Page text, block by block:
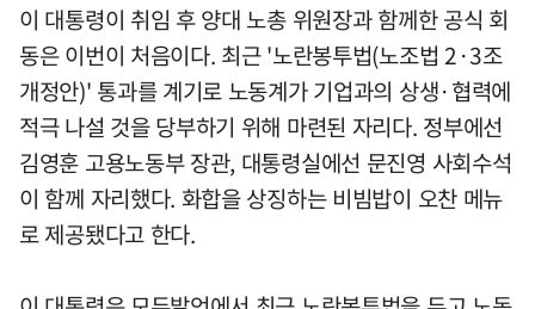
이 대통령이 취임 후 양대 노총 위원장과 함께한 공식 회
동은 이번이 처음이다. 최근 '노란봉투법(노조법 2·3조
개정안)' 통과를 계기로 노동계가 기업과의 상생·협력에
적극 나설 것을 당부하기 위해 마련된 자리다. 정부에선
김영훈 고용노동부 장관, 대통령실에선 문진영 사회수석
이 함께 자리했다. 화합을 상징하는 비빔밥이 오찬 메뉴
로 제공됐다고 한다.